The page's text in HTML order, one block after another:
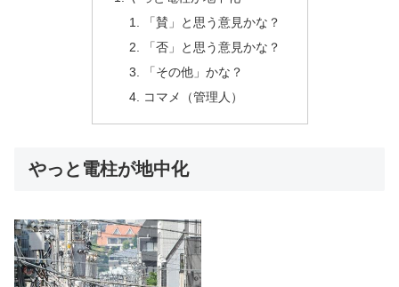
「賛」と思う意見かな？
「否」と思う意見かな？
「その他」かな？
コマメ（管理人）
やっと電柱が地中化